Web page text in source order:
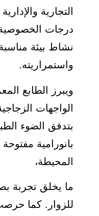
التجارية
درجات الخصوصية
نشاط بيئة
واستمراريته.
ويبرز الطابع
الواجهات
بتدفق الضوء
بانورامية
المحيطة،
ما يخلق تجربة
للزوار. كما